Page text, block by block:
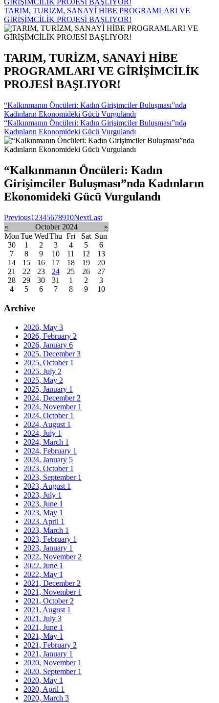
GİRİŞİMCİLİK PROJESİ BAŞLIYOR!
TARIM, TURİZM, SANAYİ HİBE PROGRAMLARI VE
GİRİŞİMCİLİK PROJESİ BAŞLIYOR!
TARIM, TURİZM, SANAYİ HİBE
PROGRAMLARI VE GİRİŞİMCİLİK
PROJESİ BAŞLIYOR!
“Kalkınmanın Öncüleri: Kadın Girişimciler Buluşması”nda
Kadınların Ekonomideki Gücü Vurgulandı
“Kalkınmanın Öncüleri: Kadın Girişimciler Buluşması”nda
Kadınların Ekonomideki Gücü Vurgulandı
“Kalkınmanın Öncüleri: Kadın
Girişimciler Buluşması”nda Kadınların
Ekonomideki Gücü Vurgulandı
Previous1 2345678910NextLast
«
October 2024
»
Mon Tue WedThu Fri Sat Sun
30
1 2 3 4 5
6
7
8 9 10 11 12
13
14
15 16 17 18 19
20
21
22 23 24 25 26
27
28
29 30 31 1 2
3
4
5 6 7 8 9 10
Archive
2026, May 3
2026, February 2
2026, January 6
2025, December3
2025, October 1
2025, July 2
2025, May 2
2025, January 1
2024, December 2
2024, November 1
2024, October 1
2024, August 1
2024, July 1
2024, March 1
2024, February 1
2024, January 5
2023, October 1
2023, September 1
2023, August 1
2023, July 1
2023, June 1
2023, May 1
2023, April 1
2023, March 1
2023, February 1
2023, January 1
2022, November 2
2022, June 1
2022, May 1
2021, December 2
2021, November 1
2021, October 2
2021, August 1
2021, July 3
2021, June 1
2021, May 1
2021, February 2
2021, January 1
2020, November 1
2020, September 1
2020, May 1
2020, April 1
2020, March 3